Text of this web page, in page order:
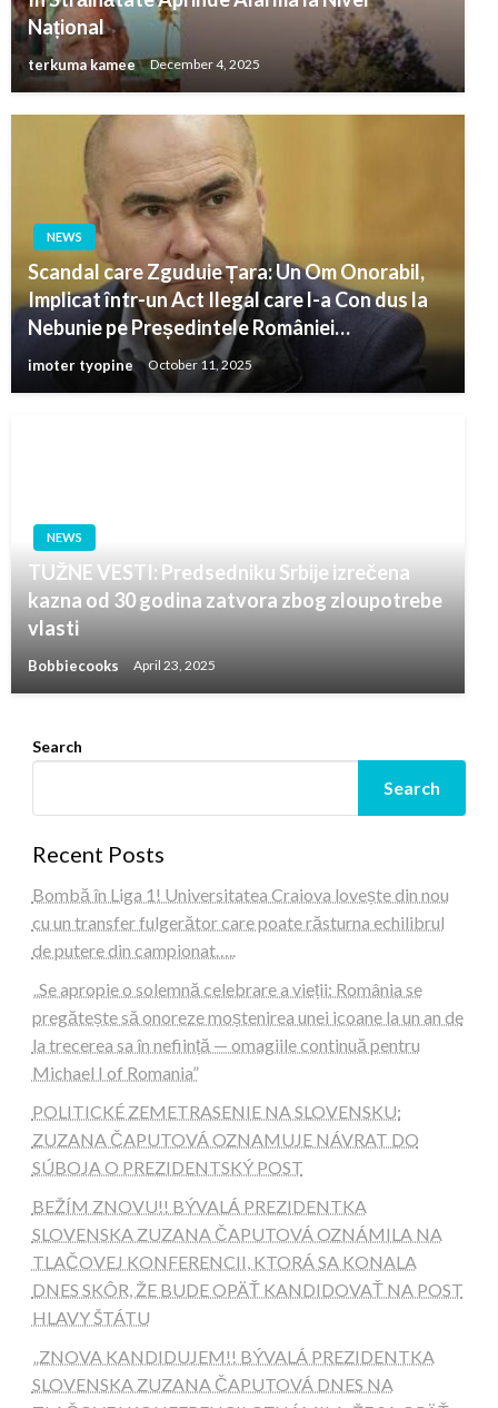
Național
terkuma kamee December 4, 2025
NEWS
Scandal care Zguduie Țara: Un Om Onorabil,
Implicat într-un Act Ilegal care l-a Con dus la
Nebunie pe Președintele României…
imoter tyopine October 11, 2025
NEWS
TUŽNE VESTI: Predsedniku Srbije izrečena
kazna od 30 godina zatvora zbog zloupotrebe
vlasti
Bobbiecooks April 23, 2025
Search
Search
Recent Posts
Bombă în Liga 1! Universitatea Craiova lovește din nou
cu un transfer fulgerător care poate răsturna echilibrul
de putere din campionat…..
„Se apropie o solemnă celebrare a vieții: România se
pregătește să onoreze moștenirea unei icoane la un an de
la trecerea sa în neființă — omagiile continuă pentru
Michael I of Romania”
POLITICKÉ ZEMETRASENIE NA SLOVENSKU:
ZUZANA ČAPUTOVÁ OZNAMUJE NÁVRAT DO
SÚBOJA O PREZIDENTSKÝ POST
BEŽÍM ZNOVU!! BÝVALÁ PREZIDENTKA
SLOVENSKA ZUZANA ČAPUTOVÁ OZNÁMILA NA
TLAČOVEJ KONFERENCII, KTORÁ SA KONALA
DNES SKÔR, ŽE BUDE OPÄŤ KANDIDOVAŤ NA POST
HLAVY ŠTÁTU
„ZNOVA KANDIDUJEM!! BÝVALÁ PREZIDENTKA
SLOVENSKA ZUZANA ČAPUTOVÁ DNES NA